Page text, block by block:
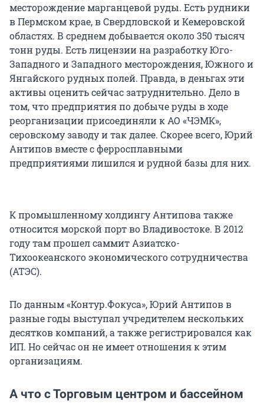
месторождение марганцевой руды. Есть рудники
в Пермском крае, в Свердловской и Кемеровской
областях. В среднем добывается около 350 тысяч
тонн руды. Есть лицензии на разработку Юго-
Западного и Западного месторождения, Южного и
Янгайского рудных полей. Правда, в деньгах эти
активы оценить сейчас затруднительно. Дело в
том, что предприятия по добыче руды в ходе
реорганизации присоединяли к АО «ЧЭМК»,
серовскому заводу и так далее. Скорее всего, Юрий
Антипов вместе с ферросплавными
предприятиями лишился и рудной базы для них.
К промышленному холдингу Антипова также
относится морской порт во Владивостоке. В 2012
году там прошел саммит Азиатско-
Тихоокеанского экономического сотрудничества
(АТЭС).
По данным «Контур.Фокуса», Юрий Антипов в
разные годы выступал учредителем нескольких
десятков компаний, а также регистрировался как
ИП. Но сейчас он не имеет отношения к этим
организациям.
А что с Торговым центром и бассейном